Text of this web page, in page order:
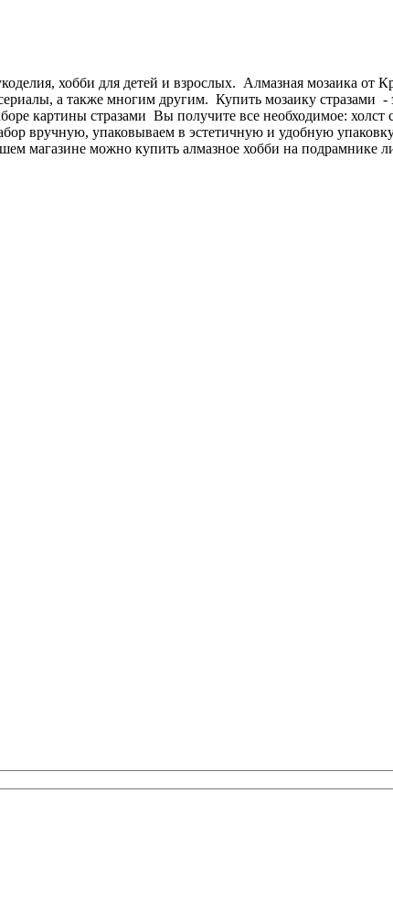
хобби для детей и взрослых. Алмазная мозаика
а также многим другим. Купить мозаику стразами -
картины стразами Вы получите все необходимое:
вручную, упаковываем в эстетичную и удобную
магазине можно купить алмазное хобби на подрамнике